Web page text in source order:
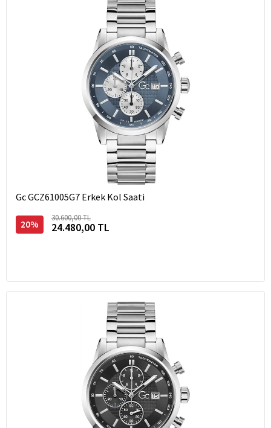
Gc GCZ61005G7 Erkek Kol Saati
20%
30.600,00 TL
24.480,00 TL